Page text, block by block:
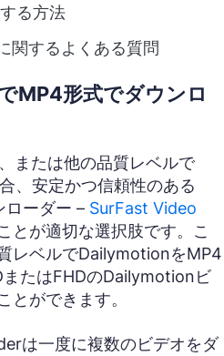
る方法
するよくある質問
MP4形式でダウンロ
または他の品質レベルで
、安定かつ信頼性のある
ーダー – SurFast Video
とが適切な選択肢です。こ
レベルでDailymotionをMP4
たはFHDのDailymotionビ
とができます。
は一度に複数のビデオをダ